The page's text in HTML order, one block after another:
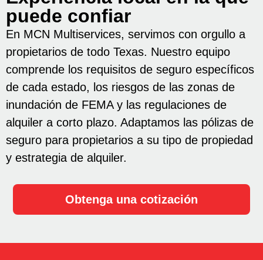
puede confiar
En MCN Multiservices, servimos con orgullo a
propietarios de todo Texas. Nuestro equipo
comprende los requisitos de seguro específicos
de cada estado, los riesgos de las zonas de
inundación de FEMA y las regulaciones de
alquiler a corto plazo. Adaptamos las pólizas de
seguro para propietarios a su tipo de propiedad
y estrategia de alquiler.
Obtenga una cotización